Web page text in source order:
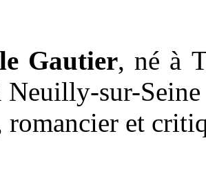
Gautier, né à
Neuilly-sur-
romancier et